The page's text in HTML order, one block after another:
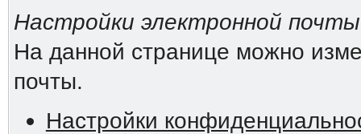
Настройки электронной
На данной странице можно
почты.
Настройки